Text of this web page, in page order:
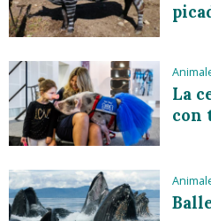
La
con